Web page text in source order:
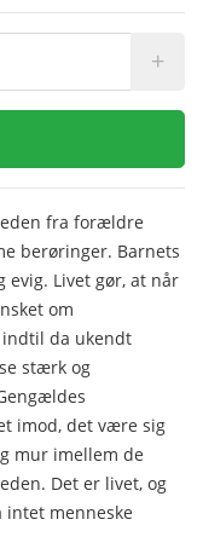
+
fra forældre
berøringer. Barnets
Livet gør, at når
om
da ukendt
stærk og
imod, det være sig
mur imellem de
Det er livet, og
intet menneske